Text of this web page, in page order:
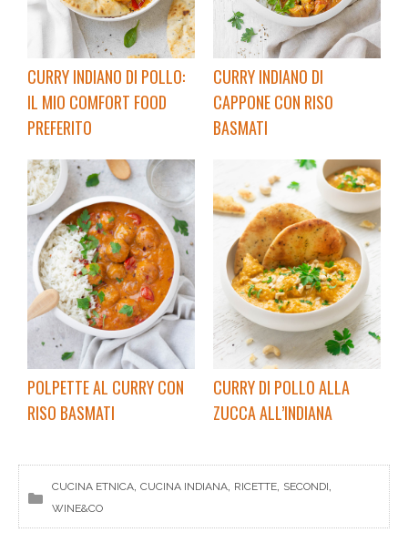
CURRY INDIANO DI POLLO:
IL MIO COMFORT FOOD
PREFERITO
CURRY INDIANO DI
CAPPONE CON RISO
BASMATI
POLPETTE AL CURRY CON
RISO BASMATI
CURRY DI POLLO ALLA
ZUCCA ALL’INDIANA
CUCINA ETNICA, CUCINA INDIANA, RICETTE, SECONDI
WINE&CO